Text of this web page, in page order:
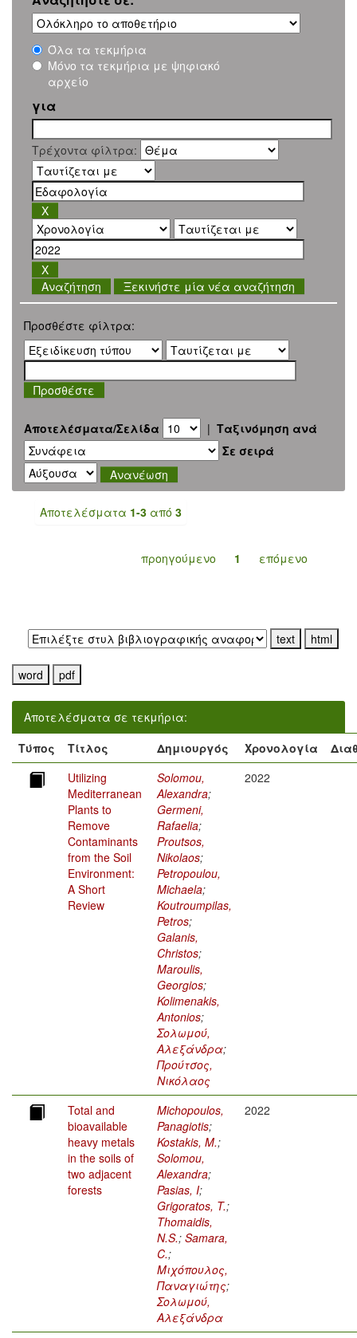
Όλα τα τεκμήρια
Μόνο τα τεκμήρια με ψηφιακό
αρχείο
για
Τρέχοντα φίλτρα:
Ξεκινήστε μία νέα αναζήτηση
Προσθέστε φίλτρα:
Αποτελέσματα/Σελίδα | Ταξινόμηση ανά
Σε σειρά
Αποτελέσματα 1-3 από 3
προηγούμενο 1 επόμενο
Αποτελέσματα σε τεκμήρια:
Τύπος
Τίτλος Δημιουργός Χρονολογία
Utilizing
Mediterranean
Plants to
Remove
Contaminants
from the Soil
Environment:
A Short
Review
Solomou,
Alexandra;
Germeni,
Rafaelia;
Proutsos,
Nikolaos;
Petropoulou,
Michaela;
Koutroumpilas,
Petros;
Galanis,
Christos;
Maroulis,
Georgios;
Kolimenakis,
Antonios;
Σολωμού,
Αλεξάνδρα;
Προύτσος,
Νικόλαος
2022
Total and
bioavailable
heavy metals
in the soils of
two adjacent
forests
Michopoulos,
Panagiotis;
Kostakis, M.;
Solomou,
Alexandra;
Pasias, I;
Grigoratos, T.;
Thomaidis,
N.S.; Samara,
C.;
Μιχόπουλος,
Παναγιώτης;
Σολωμού,
Αλεξάνδρα
2022